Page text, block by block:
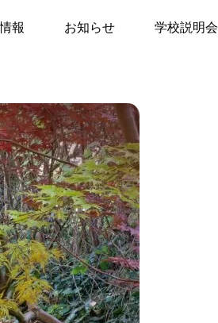
報 お知らせ 学校説明会
イベント
5月25日出版記念トークイベ
ント「本当の自分とは？」